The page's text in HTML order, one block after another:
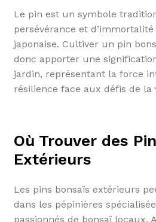
Le pin est un symbole
persévérance et
japonaise. Cultiver un pin
donc apporter une
jardin, représentant la force
résilience face aux défis de la
Où Trouver des
Extérieurs
Les pins bonsaïs extérieurs
dans les pépinières
passionnés de bonsaï locaux.